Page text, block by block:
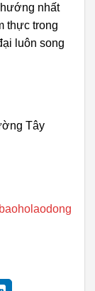
nhất
thực trong
luôn song
Tây